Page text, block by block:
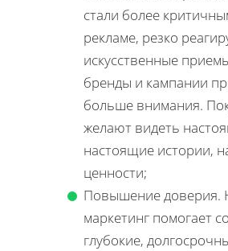
стали более
рекламе, резко
искусственные
бренды и кампании
больше внимания.
желают видеть
настоящие истории,
ценности;
Повышение доверия.
маркетинг помогает
глубокие,